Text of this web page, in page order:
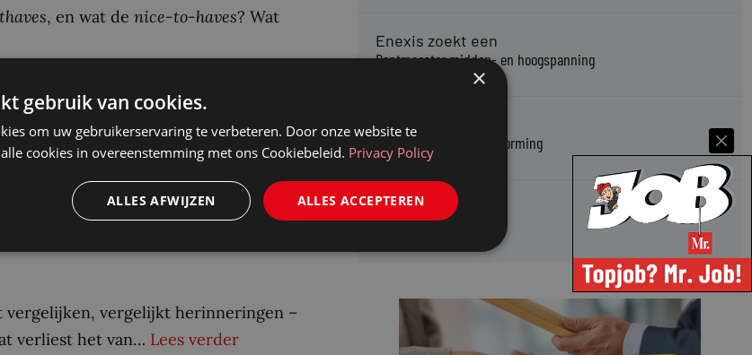
, en wat de nice-to-haves? Wat
uit een lijstje dat ze van
rol te maken heeft. Het resultaat:
Ze hoeven alleen maar voor te
vergelijken, vergelijkt herinneringen –
verliest het van… Lees verder
Enexis zoekt een
Rentmeester midden- en hoogspanning
Enexis zoekt een
Jurist ruimtelijke planvorming
Enexis zoekt een
Rentmeester
×
gebruik van cookies.
om uw gebruikerservaring te verbeteren. Door onze website te
cookies in overeenstemming met ons Cookiebeleid. Privacy Policy
ALLES ACCEPTEREN
ALLES AFWIJZEN